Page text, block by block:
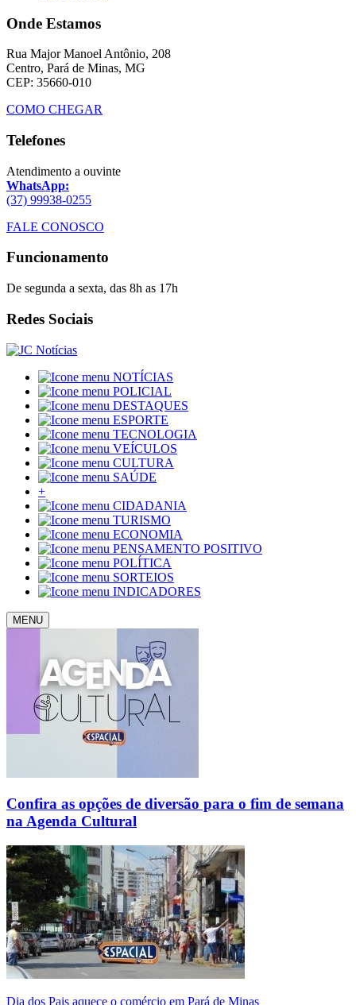
Onde Estamos
Rua Major Manoel Antônio, 208
Centro, Pará de Minas, MG
CEP: 35660-010
COMO CHEGAR
Telefones
Atendimento a ouvinte
WhatsApp:
(37) 99938-0255
FALE CONOSCO
Funcionamento
De segunda a sexta, das 8h as 17h
Redes Sociais
NOTÍCIAS
POLICIAL
DESTAQUES
ESPORTE
TECNOLOGIA
VEÍCULOS
CULTURA
SAÚDE
+
CIDADANIA
TURISMO
ECONOMIA
PENSAMENTO POSITIVO
POLÍTICA
SORTEIOS
INDICADORES
MENU
Confira as opções de diversão para o fim de semana
na Agenda Cultural
Dia dos Pais aquece o comércio em Pará de Minas